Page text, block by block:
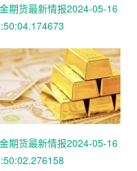
期货最新情报2024-05-16
期货最新情报2024-05-16